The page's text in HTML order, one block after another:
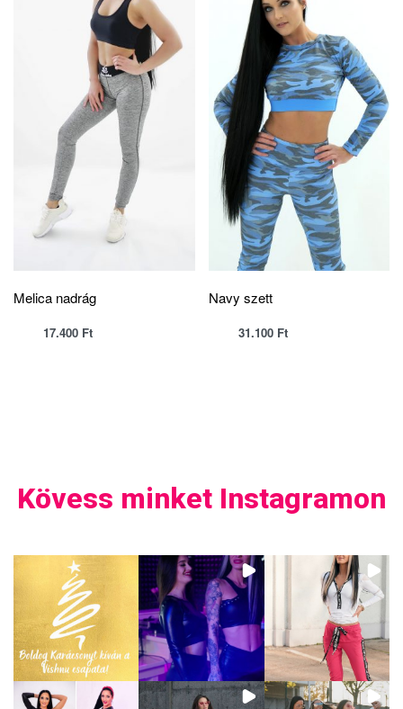
Melica nadrág
17.400 Ft
Navy szett
31.100 Ft
Kövess minket Instagramon